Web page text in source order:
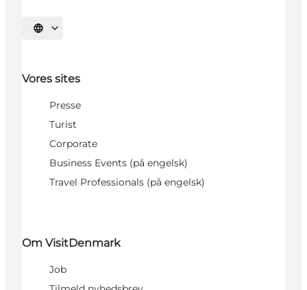
Vælg sprog
Vores sites
Presse
Turist
Corporate
Business Events (på engelsk)
Travel Professionals (på engelsk)
Om VisitDenmark
Job